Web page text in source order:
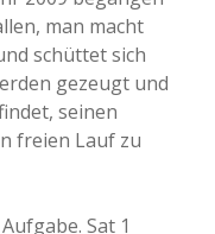
man macht
schüttet sich
gezeugt und
seinen
freien Lauf zu
Sat 1